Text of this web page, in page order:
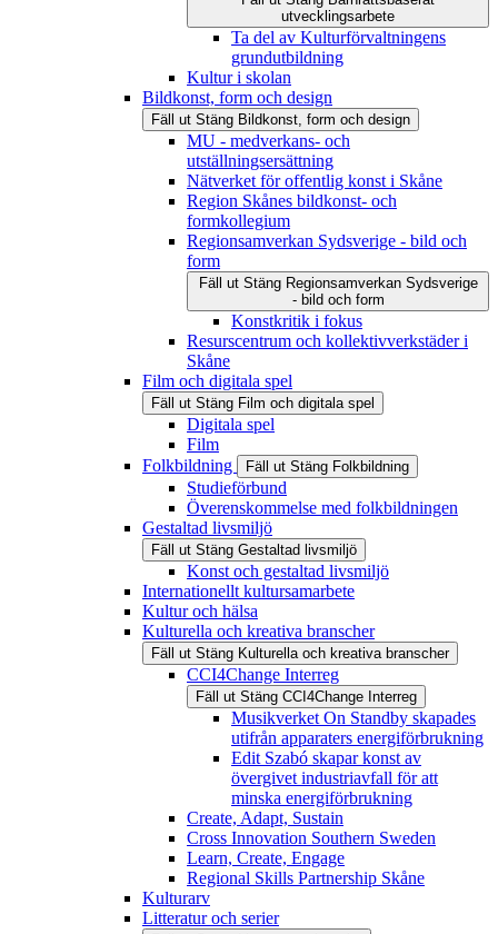
utvecklingsarbete
Ta del av Kulturförvaltningens
grundutbildning
Kultur i skolan
Bildkonst, form och design
Fäll ut Stäng Bildkonst, form och design
MU - medverkans- och
utställningsersättning
Nätverket för offentlig konst i Skåne
Region Skånes bildkonst- och
formkollegium
Regionsamverkan Sydsverige - bild och
form
Fäll ut Stäng Regionsamverkan Sydsverige
- bild och form
Konstkritik i fokus
Resurscentrum och kollektivverkstäder i
Skåne
Film och digitala spel
Fäll ut Stäng Film och digitala spel
Digitala spel
Film
Folkbildning
Fäll ut Stäng Folkbildning
Studieförbund
Överenskommelse med folkbildningen
Gestaltad livsmiljö
Fäll ut Stäng Gestaltad livsmiljö
Konst och gestaltad livsmiljö
Internationellt kultursamarbete
Kultur och hälsa
Kulturella och kreativa branscher
Fäll ut Stäng Kulturella och kreativa branscher
CCI4Change Interreg
Fäll ut Stäng CCI4Change Interreg
Musikverket On Standby skapades
utifrån apparaters energiförbrukning
Edit Szabó skapar konst av
övergivet industriavfall för att
minska energiförbrukning
Create, Adapt, Sustain
Cross Innovation Southern Sweden
Learn, Create, Engage
Regional Skills Partnership Skåne
Kulturarv
Litteratur och serier